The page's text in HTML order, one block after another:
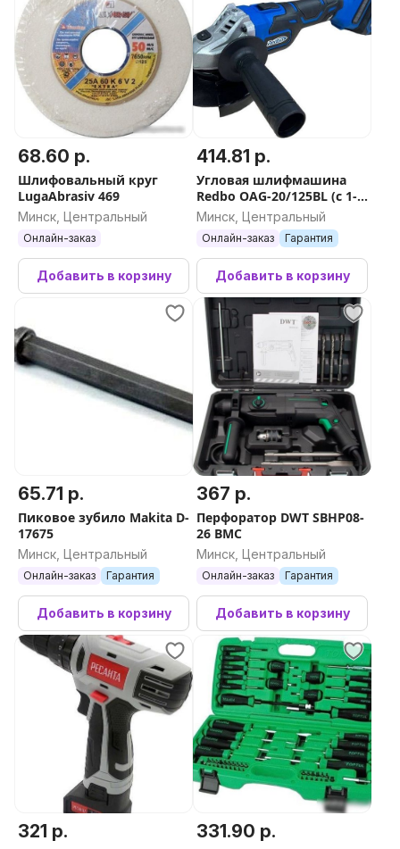
68.60 р.
Шлифовальный круг
LugaAbrasiv 469
Минск, Центральный
Онлайн-заказ
Добавить в корзину
414.81 р.
Угловая шлифмашина
Redbo OAG-20/125BL (с 1-м
АКБ, кейс)
Минск, Центральный
Онлайн-заказ Гарантия
Добавить в корзину
65.71 р.
Пиковое зубило Makita D-
17675
Минск, Центральный
Онлайн-заказ Гарантия
Добавить в корзину
367 р.
Перфоратор DWT SBHP08-
26 BMC
Минск, Центральный
Онлайн-заказ Гарантия
Добавить в корзину
321 р. 331.90 р.